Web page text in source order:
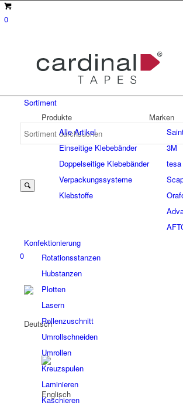
0
0
Sortiment
Produkte
Alle Artikel
Einseitige Klebebänder
Doppelseitige Klebebänder
Verpackungssysteme
Klebstoffe
Marken
3M
tesa
Konfektionierung
Rotationsstanzen
Hubstanzen
Plotten
Lasern
Rollenzuschnitt
Umrollschneiden
Umrollen
Kreuzspulen
Laminieren
Kaschieren